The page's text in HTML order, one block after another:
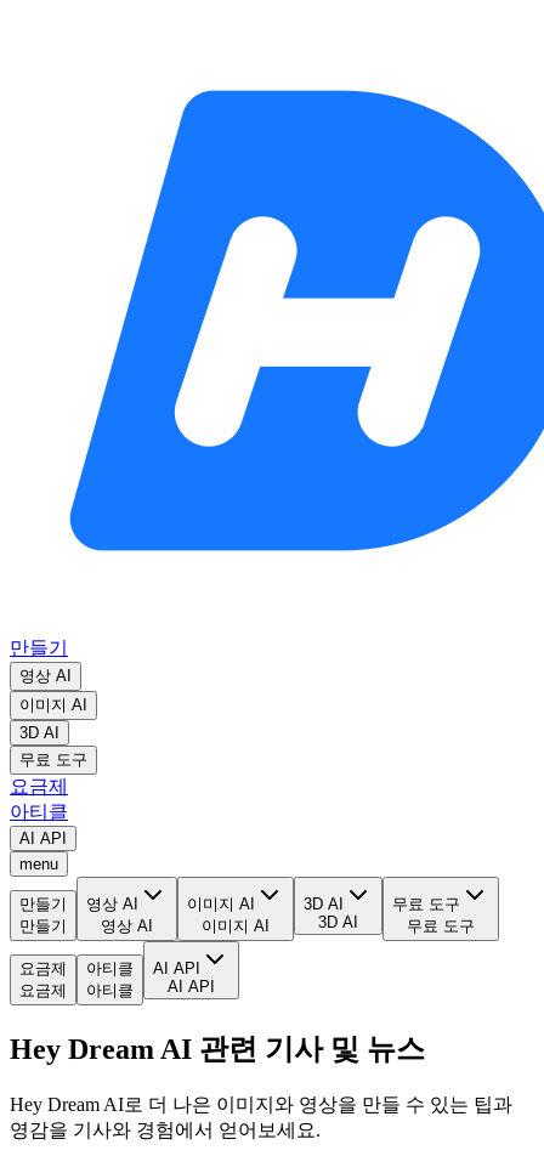
만들기
영상 AI
이미지 AI
3D AI
무료 도구
요금제
아티클
AI API
menu
만들기
만들기
영상 AI
영상 AI
이미지 AI
이미지 AI
3D AI
3D AI
무료 도구
무료 도구
요금제
요금제
아티클
아티클
AI API
AI API
Hey Dream AI 관련 기사 및 뉴스
Hey Dream AI로 더 나은 이미지와 영상을 만들 수 있는 팁과
영감을 기사와 경험에서 얻어보세요.